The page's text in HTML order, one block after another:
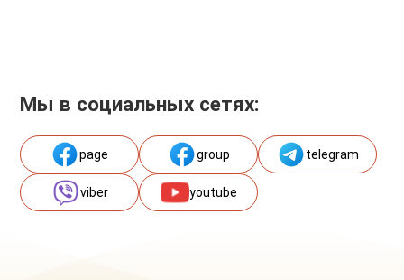
Мы в социальных сетях:
page group telegram
viber youtube